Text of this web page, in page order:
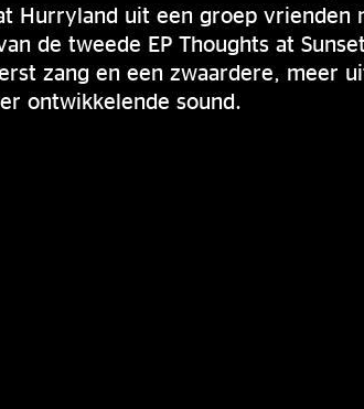
Hurryland uit een groep
de tweede EP Thoughts at
zang en een zwaardere, meer
ontwikkelende sound.